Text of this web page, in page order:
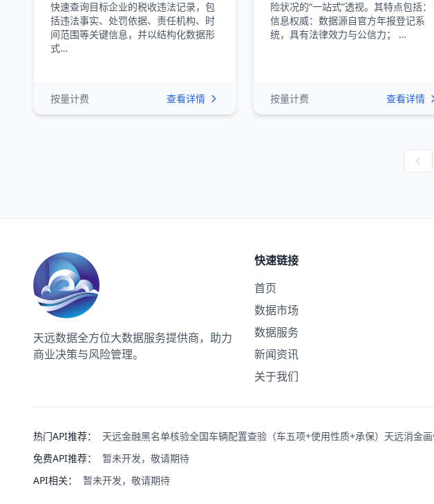
快速查询目标企业的税收违法记录，包
括违法事实、处罚依据、责任机构、时
间范围等关键信息，并以结构化数据形
式…
按量计费 查看详情
险状况的“一站式”透视。其特点包括：
信息权威：数据源自官方年报登记系
统，具有法律效力与公信力； …
按量计费 查看详情
天远数据全方位大数据服务提供商，助力
商业决策与风险管理。
快速链接
首页
数据市场
数据服务
新闻资讯
关于我们
热门API推荐： 天远金融黑名单核验全国车辆配置查验（车五项+使用性质+承保） 天远消金
免费API推荐：
暂未开发，敬请期待
API相关：
暂未开发，敬请期待